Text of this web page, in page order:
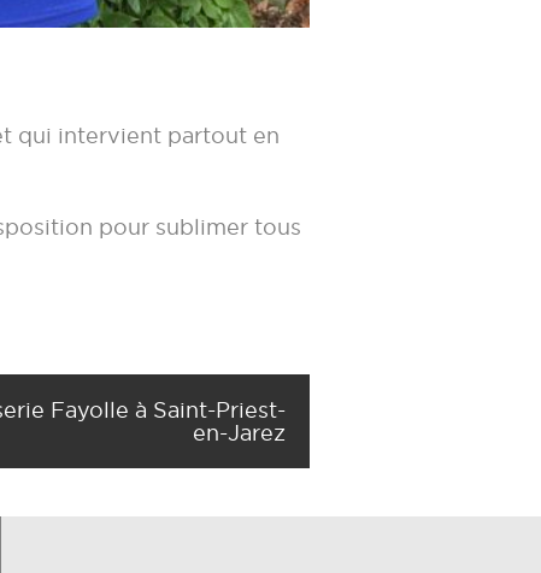
qui intervient partout en
pour sublimer tous
Fayolle à Saint-Priest-
en-Jarez